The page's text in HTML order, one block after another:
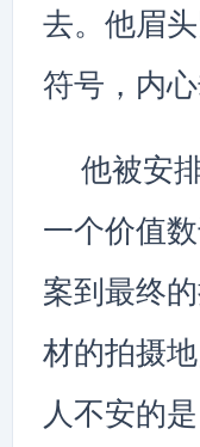
去。他眉
符号，内
他被安
一个价值
案到最终
材的拍摄
人不安的